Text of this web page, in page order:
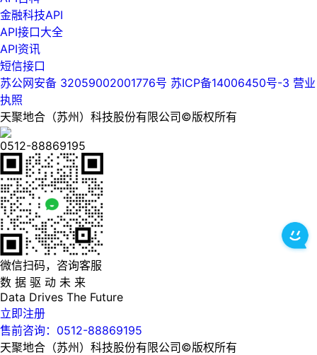
金融科技API
API接口大全
API资讯
短信接口
苏公网安备 32059002001776号 苏ICP备14006450号-3 营业
执照
天聚地合（苏州）科技股份有限公司©版权所有
0512-88869195
微信扫码，咨询客服
数 据 驱 动 未 来
Data Drives The Future
立即注册
售前咨询：0512-88869195
天聚地合（苏州）科技股份有限公司©版权所有